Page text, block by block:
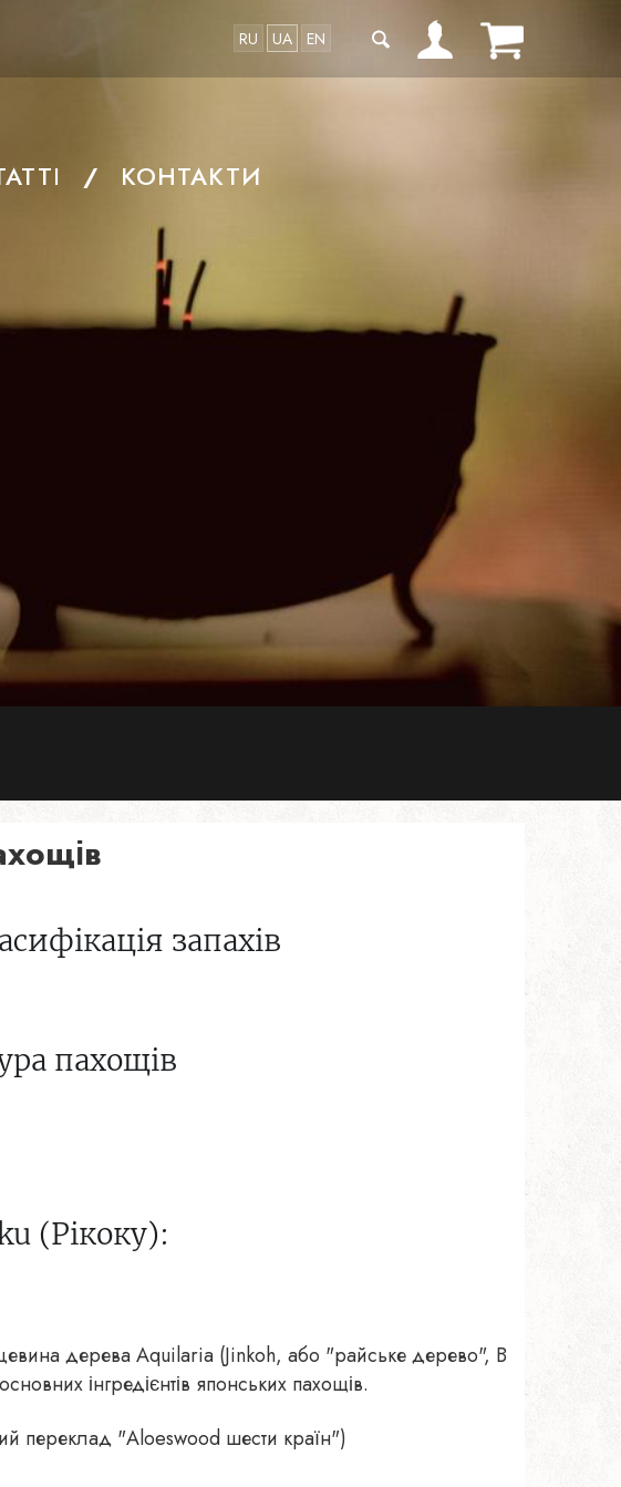
RU UA EN
КОНТАКТИ
запахів
пахощів
(Рікоку):
дерева Aquilaria (Jinkoh, або "райське дерево", В
інгредієнтів японських пахощів.
переклад "Aloeswood шести країн")